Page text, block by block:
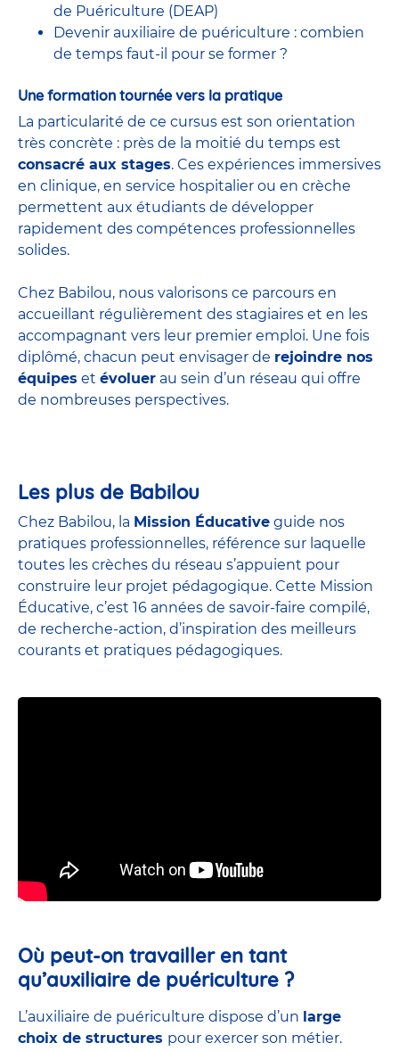
de Puériculture (DEAP)
Devenir auxiliaire de puériculture : combien
de temps faut-il pour se former ?
Une formation tournée vers la pratique
La particularité de ce cursus est son orientation
très concrète : près de la moitié du temps est
consacré aux stages. Ces expériences immersives
en clinique, en service hospitalier ou en crèche
permettent aux étudiants de développer
rapidement des compétences professionnelles
solides.
Chez Babilou, nous valorisons ce parcours en
accueillant régulièrement des stagiaires et en les
accompagnant vers leur premier emploi. Une fois
diplômé, chacun peut envisager de rejoindre nos
équipes et évoluer au sein d’un réseau qui offre
de nombreuses perspectives.
Les plus de Babilou
Chez Babilou, la Mission Éducative guide nos
pratiques professionnelles, référence sur laquelle
toutes les crèches du réseau s’appuient pour
construire leur projet pédagogique. Cette Mission
Éducative, c’est 16 années de savoir-faire compilé,
de recherche-action, d’inspiration des meilleurs
courants et pratiques pédagogiques.
Où peut-on travailler en tant
qu’auxiliaire de puériculture ?
L’auxiliaire de puériculture dispose d’un large
choix de structures pour exercer son métier.